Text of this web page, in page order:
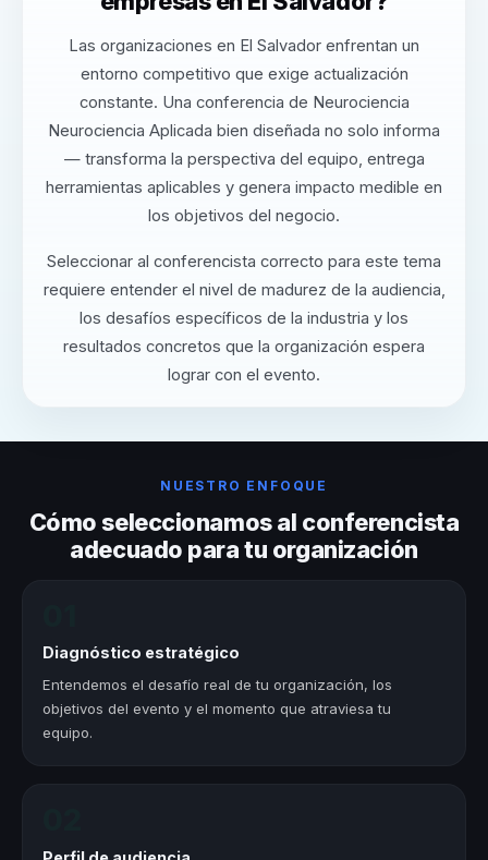
Las organizaciones en El Salvador enfrentan un
entorno competitivo que exige actualización
constante. Una conferencia de Neurociencia
Neurociencia Aplicada bien diseñada no solo informa
— transforma la perspectiva del equipo, entrega
herramientas aplicables y genera impacto medible en
los objetivos del negocio.
Seleccionar al conferencista correcto para este tema
requiere entender el nivel de madurez de la audiencia,
los desafíos específicos de la industria y los
resultados concretos que la organización espera
lograr con el evento.
NUESTRO ENFOQUE
Cómo seleccionamos al conferencista
adecuado para tu organización
Diagnóstico estratégico
Entendemos el desafío real de tu organización, los
objetivos del evento y el momento que atraviesa tu
equipo.